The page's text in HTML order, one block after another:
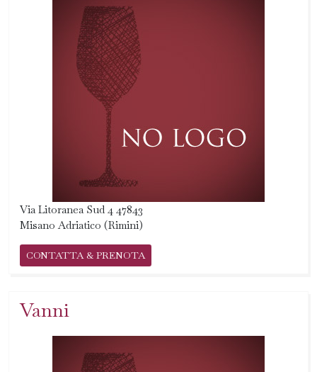
Via Litoranea Sud 4 47843
Misano Adriatico (Rimini)
CONTATTA & PRENOTA
Vanni